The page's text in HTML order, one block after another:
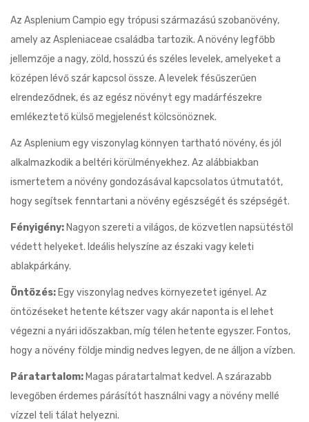
Az Asplenium Campio egy trópusi származású szobanövény,
amely az Aspleniaceae családba tartozik. A növény legfőbb
jellemzője a nagy, zöld, hosszú és széles levelek, amelyeket a
középen lévő szár kapcsol össze. A levelek fésűszerűen
elrendeződnek, és az egész növényt egy madárfészekre
emlékeztető külső megjelenést kölcsönöznek.
Az Asplenium egy viszonylag könnyen tartható növény, és jól
alkalmazkodik a beltéri körülményekhez. Az alábbiakban
ismertetem a növény gondozásával kapcsolatos útmutatót,
hogy segítsek fenntartani a növény egészségét és szépségét.
Fényigény: Nagyon szereti a világos, de közvetlen napsütéstől
védett helyeket. Ideális helyszíne az északi vagy keleti
ablakpárkány.
Öntözés: Egy viszonylag nedves környezetet igényel. Az
öntözéseket hetente kétszer vagy akár naponta is el lehet
végezni a nyári időszakban, míg télen hetente egyszer. Fontos,
hogy a növény földje mindig nedves legyen, de ne álljon a vízben.
Páratartalom: Magas páratartalmat kedvel. A szárazabb
levegőben érdemes párásítót használni vagy a növény mellé
vízzel teli tálat helyezni.